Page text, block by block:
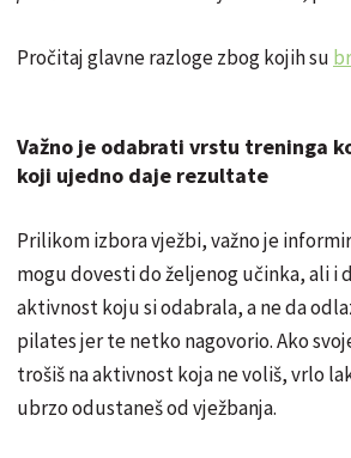
Pročitaj glavne razloge zbog kojih su
Važno je odabrati vrstu treninga
koji ujedno daje rezultate
Prilikom izbora vježbi, važno je
mogu dovesti do željenog učinka, ali i
aktivnost koju si odabrala, a ne da
pilates jer te netko nagovorio. Ako
trošiš na aktivnost koja ne voliš, vrlo
ubrzo odustaneš od vježbanja.